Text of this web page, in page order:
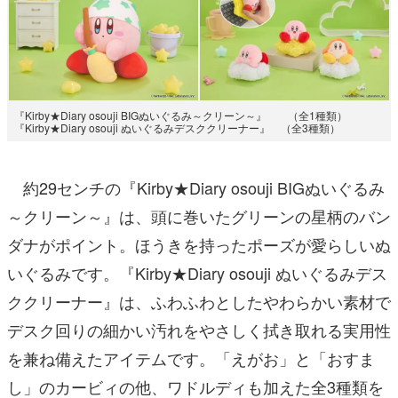
『Kirby★Diary osouji BIGぬいぐるみ～クリーン～』 （全1種類）
『Kirby★Diary osouji ぬいぐるみデスククリーナー』 （全3種類）
約29センチの『Kirby★Diary osouji BIGぬいぐるみ
～クリーン～』は、頭に巻いたグリーンの星柄のバン
ダナがポイント。ほうきを持ったポーズが愛らしいぬ
いぐるみです。『Kirby★Diary osouji ぬいぐるみデス
ククリーナー』は、ふわふわとしたやわらかい素材で
デスク回りの細かい汚れをやさしく拭き取れる実用性
を兼ね備えたアイテムです。「えがお」と「おすま
し」のカービィの他、ワドルディも加えた全3種類を